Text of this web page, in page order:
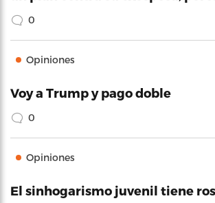
0
Opiniones
Voy a Trump y pago doble
0
Opiniones
El sinhogarismo juvenil tiene